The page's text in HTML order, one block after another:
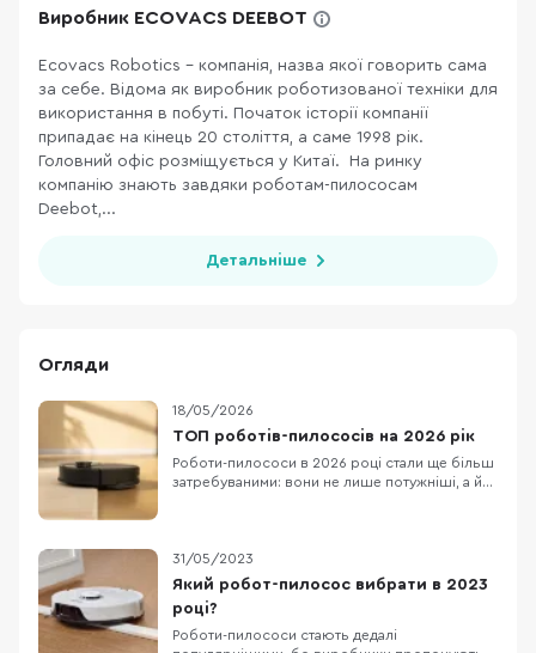
Виробник ECOVACS DEEBOT
Ecovacs Robotics - компанія, назва якої говорить сама
за себе. Відома як виробник роботизованої техніки для
використання в побуті. Початок історії компанії
припадає на кінець 20 століття, а саме 1998 рік.
Головний офіс розміщується у Китаї. На ринку
компанію знають завдяки роботам-пилососам
Deebot,...
Детальніше
Огляди
18/05/2026
ТОП роботів-пилососів на 2026 рік
Роботи-пилососи в 2026 році стали ще більш
затребуваними: вони не лише потужніші, а й
мультиповерхову підтримку), функції
вологого прибирання та зручність
обслуговування. Завдяки ємни
31/05/2023
Який робот-пилосос вибрати в 2023
році?
Роботи-пилососи стають дедалі